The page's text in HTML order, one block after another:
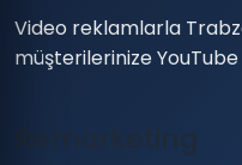
Video reklamlarla
müşterilerinize YouTube